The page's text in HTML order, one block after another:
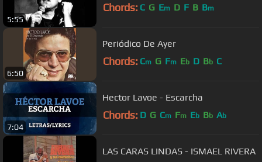
5:55
Chords: C G Em D F B Bm
6:50
Periódico De Ayer
Chords: Cm G Fm Eb D Bb C
7:04
Hector Lavoe - Escarcha
Chords: D G Cm Fm Eb Bb Ab
LAS CARAS LINDAS - ISMAEL RIVERA